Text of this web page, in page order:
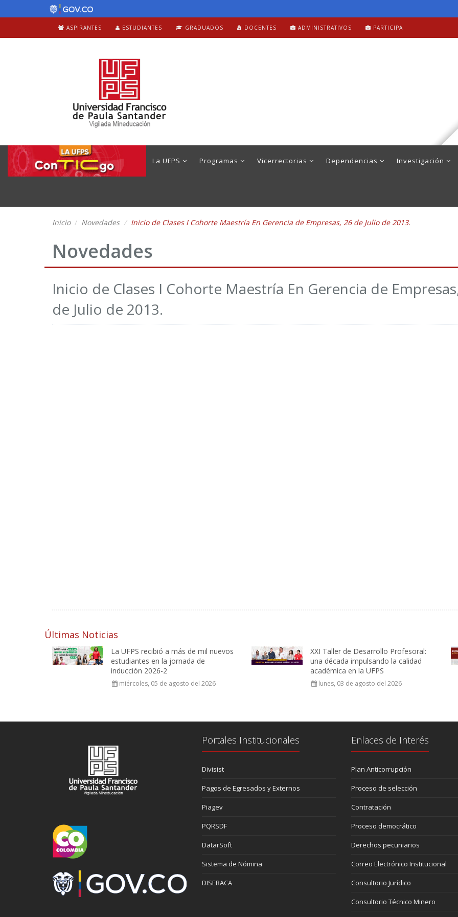
ASPIRANTES ESTUDIANTES GRADUADOS DOCENTES ADMINISTRATIVOS PARTICIPA
La UFPS Programas Vicerrectorias Dependencias Investigación
Inicio Novedades Inicio de Clases I Cohorte Maestría En Gerencia de Empresas, 26 de Julio de 2013.
Novedades
Inicio de Clases I Cohorte Maestría En Gerencia de
de Julio de 2013.
Últimas Noticias
La UFPS recibió a más de mil nuevos
estudiantes en la jornada de
inducción 2026-2
miércoles, 05 de agosto del 2026
XXI Taller de Desarrollo Profesoral:
una década impulsando la calidad
académica en la UFPS
lunes, 03 de agosto del 2026
Portales Institucionales
Divisist
Pagos de Egresados y Externos
Piagev
PQRSDF
DatarSoft
Sistema de Nómina
DISERACA
Enlaces de Interés
Plan Anticorrupción
Proceso de selección
Contratación
Proceso democrático
Derechos pecuniarios
Correo Electrónico Institucional
Consultorio Jurídico
Consultorio Técnico Minero